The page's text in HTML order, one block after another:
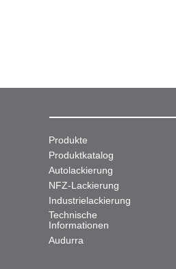
Produkte
Produktkatalog
Autolackierung
NFZ-Lackierung
Industrielackierung
Technische
Informationen
Audurra